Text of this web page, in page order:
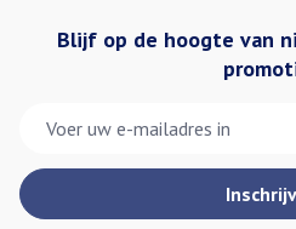
Blijf op de hoogte van